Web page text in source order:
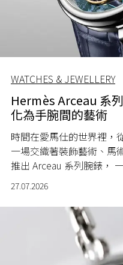
WATCHES & JEWELLERY
Hermès Arceau 系
化為手腕間的藝術
時間在愛馬仕的世界裡，
一場交織著裝飾藝術、馬
推出 Arceau 系列腕錶，
27.07.2026